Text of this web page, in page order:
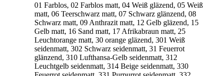
01 Farblos, 02 Farblos matt, 04 Weiß gläzend, 05 Weiß
matt, 06 Teerschwarz matt, 07 Schwarz glänzend, 08
Schwarz matt, 09 Anthrazit matt, 12 Gelb gläzend, 15
Gelb matt, 16 Sand matt, 17 Afrikabraun matt, 25
Leuchtorange matt, 30 orange gläzend, 301 Weiß
seidenmatt, 302 Schwarz seidenmatt, 31 Feuerrot
glänzend, 310 Lufthansa-Gelb seidenmatt, 312
Leuchtgelb seidenmatt, 314 Beige seidenmatt, 330